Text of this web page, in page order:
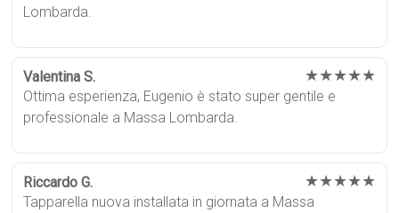
Lombarda.
Valentina S. ★★★★★
Ottima esperienza, Eugenio è stato super gentile e
professionale a Massa Lombarda.
Riccardo G. ★★★★★
Tapparella nuova installata in giornata a Massa